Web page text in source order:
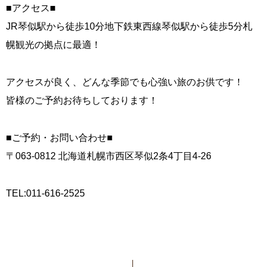
■アクセス■
JR琴似駅から徒歩10分地下鉄東西線琴似駅から徒歩5分札
幌観光の拠点に最適！
アクセスが良く、どんな季節でも心強い旅のお供です！
皆様のご予約お待ちしております！
■ご予約・お問い合わせ■
〒063-0812 北海道札幌市西区琴似2条4丁目4-26
TEL:011-616-2525